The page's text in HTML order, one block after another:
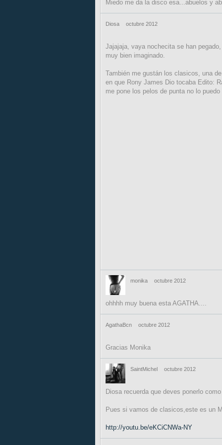
Miedo me da la disco esa...abuelos y
Diosa octubre 2012
Jajajaja, vaya nochecita se han
muy bien imaginado.
También me gustán los clasicos, una
en que Rony James Dio tocaba Edito:
me pone los pelos de punta no lo puedo
monika octubre 2012
ohhhh muy buena esta AGATHA....
AgathaBcn octubre 2012
Gracias Monika
SaintMichel octubre 2012
Diosa recuerda que deves ponerlo
Pues si vamos de clasicos,este es un
http://youtu.be/eKCiCNWa-NY